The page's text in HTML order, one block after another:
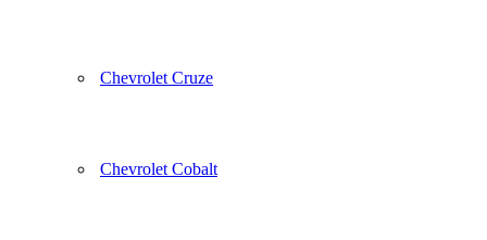
Chevrolet Cruze
Chevrolet Cobalt